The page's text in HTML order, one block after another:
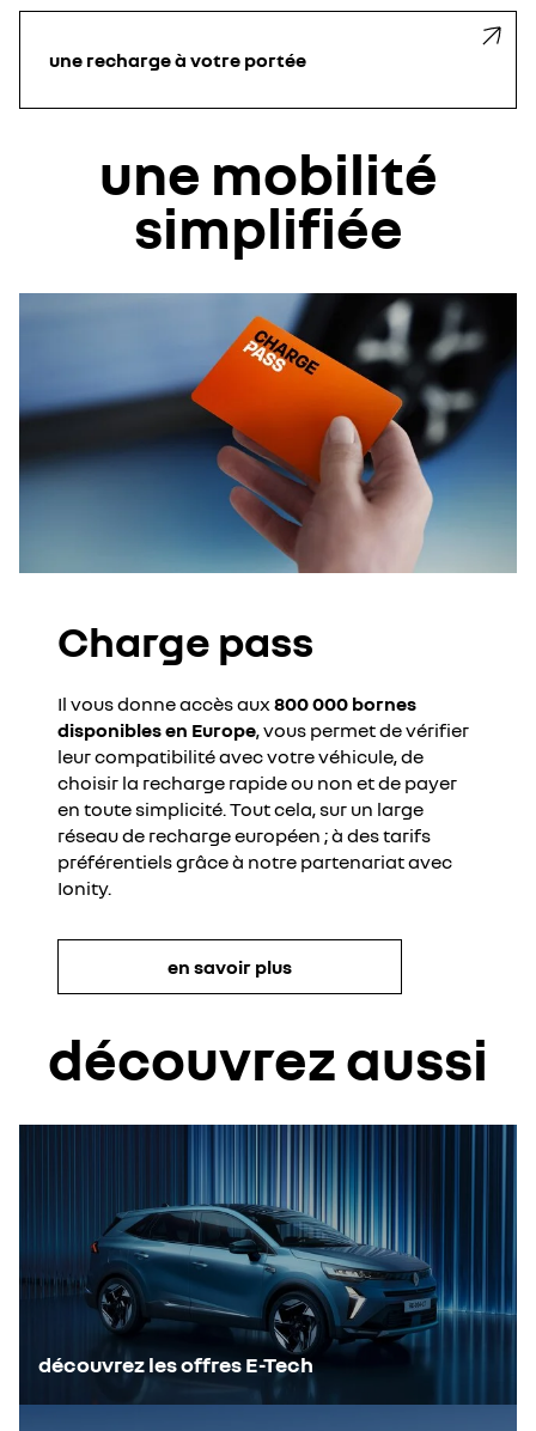
une recharge à votre portée
une mobilité
simplifiée
Charge pass
Il vous donne accès aux800 000 bornes
disponibles en Europe, vous permet de vérifier
leur compatibilité avec votre véhicule, de
choisir la recharge rapide ou non et de payer
en toute simplicité. Tout cela, sur un large
réseau de recharge européen ; à des tarifs
préférentiels grâce à notre partenariat avec
Ionity.
en savoir plus
découvrez aussi
découvrez les offres E-Tech